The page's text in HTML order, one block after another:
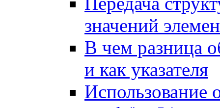
значений
В чем разница
и как указателя
Использование